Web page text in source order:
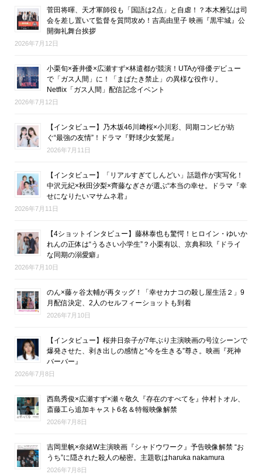
菅田将暉、天才軍師役も「国語は2点」と自虐！？本木雅弘は司
会を差し置いて監督を質問攻め！吉高由里子 映画『黒牢城』公
開御礼舞台挨拶
2026年7月12日
小栗旬×蒼井優×広瀬すず×林遣都が競演！UTAが俳優デビュー
で「ガス人間」に！「まばたき禁止」の異様な役作り。
Netflix「ガス人間」配信記念イベント
2026年7月12日
【インタビュー】乃木坂46川﨑桜×小川彩、同期コンビが紡
ぐ“最強の友情”！ドラマ『野球少女鷲尾』
2026年7月11日
【インタビュー】「リアルすぎてしんどい」話題作が実写化！
中沢元紀×秋田汐梨×齊藤なぎさが選ぶ“本当の幸せ。ドラマ『幸
せになりたいマサムネ君』
2026年7月11日
【4ショットインタビュー】藤林泰也も驚愕！ヒロイン・ゆいか
れんの正体は“うるさい小学生”？小栗有以、京典和玖『ドライ
な同期の溺愛癖』
2026年7月10日
のん×藤ヶ谷太輔が再タッグ！「幸せカナコの殺し屋生活２」9
月配信決定、2人のセルフィーショットも到着
2026年7月10日
【インタビュー】桜井日奈子が7年ぶり主演映画の号泣シーンで
爆発させた、剥き出しの感情と“今を生きる”尊さ。映画『死神
バーバー』
2026年7月8日
西島秀俊×広瀬すず×瀬々敬久『存在のすべてを』仲村トオル、
斎藤工ら追加キャスト6名＆特報映像解禁
2026年7月8日
吉岡里帆×奈緒W主演映画『シャドウワーク』予告映像解禁 “お
うち”に隠された殺人の秘密。主題歌はharuka nakamura
2026年7月8日